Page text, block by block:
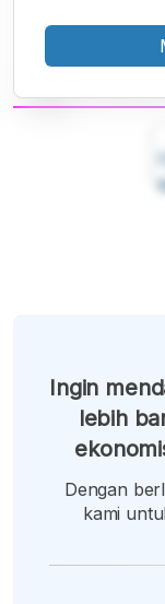
Ingin
lebih
Dengan
kami